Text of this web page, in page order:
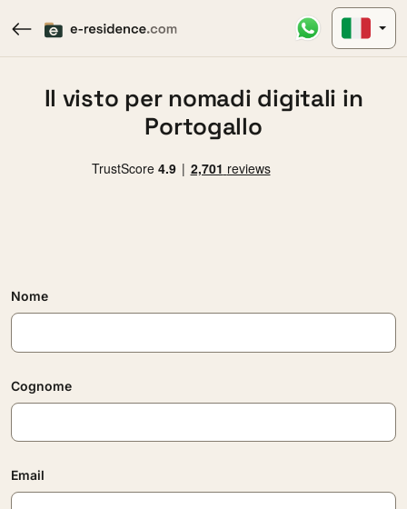
Il visto per nomadi digitali in
Portogallo
Nome
Cognome
Email